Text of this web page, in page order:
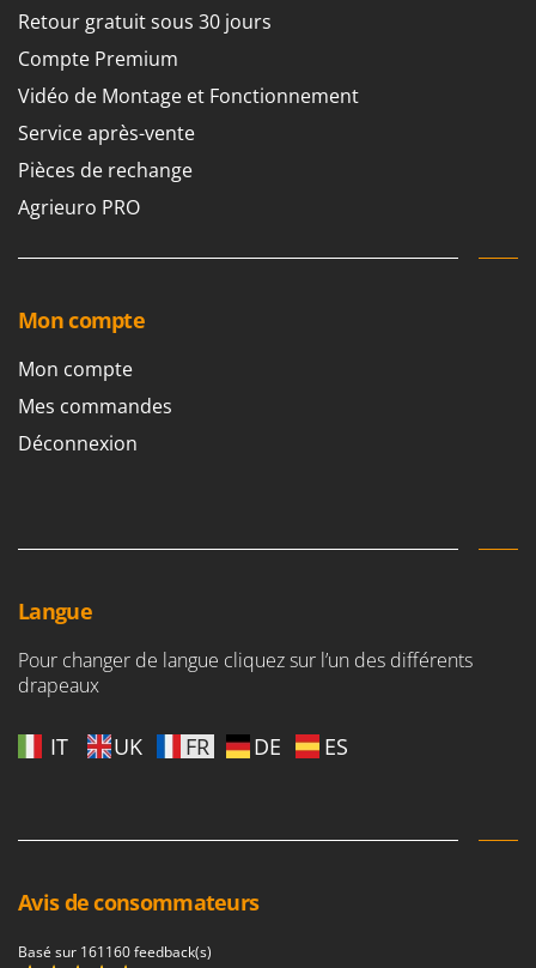
Retour gratuit sous 30 jours
Compte Premium
Vidéo de Montage et Fonctionnement
Service après-vente
Pièces de rechange
Agrieuro PRO
Mon compte
Mon compte
Mes commandes
Déconnexion
Langue
Pour changer de langue cliquez sur l’un des différents
drapeaux
IT UK FR DE ES
Avis de consommateurs
Basé sur 161160 feedback(s)